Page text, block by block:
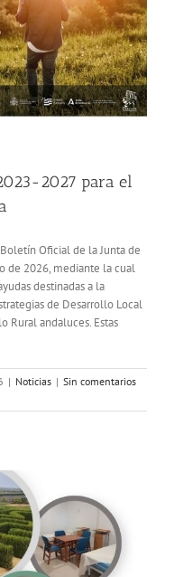
2027 para el
Oficial de la Junta de
de 2026, mediante la cual
destinadas a la
de Desarrollo Local
Rural andaluces. Estas
| Noticias | Sin comentarios